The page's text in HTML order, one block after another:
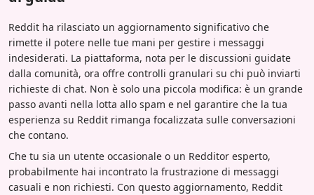
Reddit ha rilasciato un aggiornamento significativo che
rimette il potere nelle tue mani per gestire i messaggi
indesiderati. La piattaforma, nota per le discussioni guidate
dalla comunità, ora offre controlli granulari su chi può inviarti
richieste di chat. Non è solo una piccola modifica: è un grande
passo avanti nella lotta allo spam e nel garantire che la tua
esperienza su Reddit rimanga focalizzata sulle conversazioni
che contano.
Che tu sia un utente occasionale o un Redditor esperto,
probabilmente hai incontrato la frustrazione di messaggi
casuali e non richiesti. Con questo aggiornamento, Reddit